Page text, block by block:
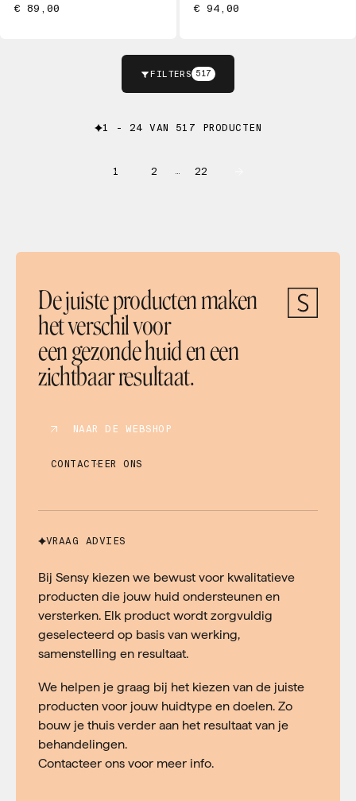
€ 89,00 € 94,00
FILTERS 517
1 - 24 VAN 517 PRODUCTEN
1 2 … 22
De juiste producten maken
het verschil voor
een gezonde huid en een
zichtbaar resultaat.
NAAR DE WEBSHOP
CONTACTEER ONS
VRAAG ADVIES
Bij Sensy kiezen we bewust voor kwalitatieve
producten die jouw huid ondersteunen en
versterken. Elk product wordt zorgvuldig
geselecteerd op basis van werking,
samenstelling en resultaat.
We helpen je graag bij het kiezen van de juiste
producten voor jouw huidtype en doelen. Zo
bouw je thuis verder aan het resultaat van je
behandelingen.
Contacteer ons voor meer info.